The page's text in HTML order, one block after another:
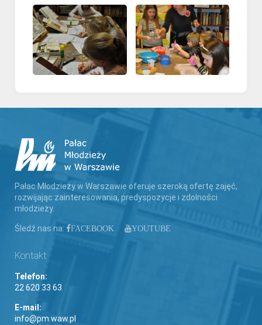
Pałac Młodzieży w Warszawie oferuje szeroką ofertę zajęć,
rozwijając zainteresowania, predyspozycje i zdolności
młodzieży.
Śledź nas na: FACEBOOK YOUTUBE
Kontakt
Telefon:
22 620 33 63
E-mail:
info@pm.waw.pl